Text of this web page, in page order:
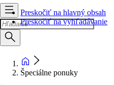
Preskočiť na hlavný obsah
Preskočiť na vyhľadávanie
Špeciálne ponuky